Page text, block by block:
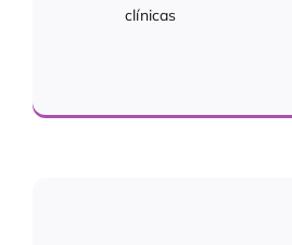
clínicas